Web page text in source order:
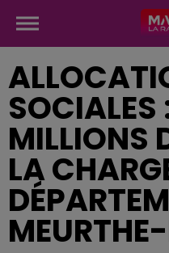
SOCIALES
MILLIONS
LA